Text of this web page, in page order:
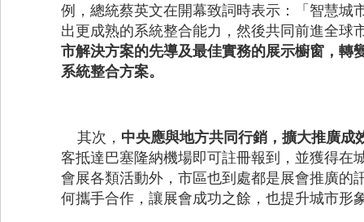
例，總統蔡英文在開幕致詞時表示：「智慧城
出更成熟的系統整合能力，然後共同前進全球
市解決方案的先導及最佳實務的展示櫥窗，轉
系統整合方案。
其次， 中央應與地方共同行銷，擴大推廣成
客抵達巴塞隆納機場即可註冊報到，並獲得在
會展各類活動外，市區也到處都是展會推廣的
何攜手合作，讓展會成功之餘，也提升城市形